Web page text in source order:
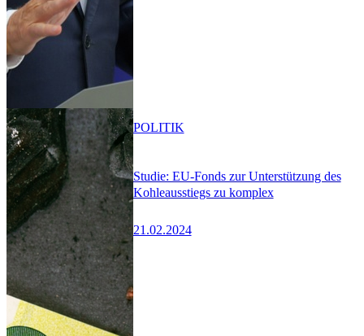
Studie: EU-Fonds zur Unterstützung des
Kohleausstiegs zu komplex
21.02.2024
POLITIK